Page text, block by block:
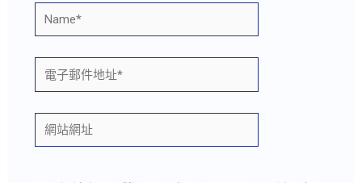
Name*
電
子
郵
件
網
站